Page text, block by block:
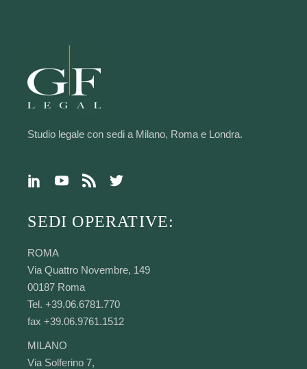
Studio legale con sedi a Milano, Roma e Londra.
SEDI OPERATIVE:
ROMA
Via Quattro Novembre, 149
00187 Roma
Tel. +39.06.6781.770
fax +39.06.9761.1512
MILANO
Via Solferino 7,